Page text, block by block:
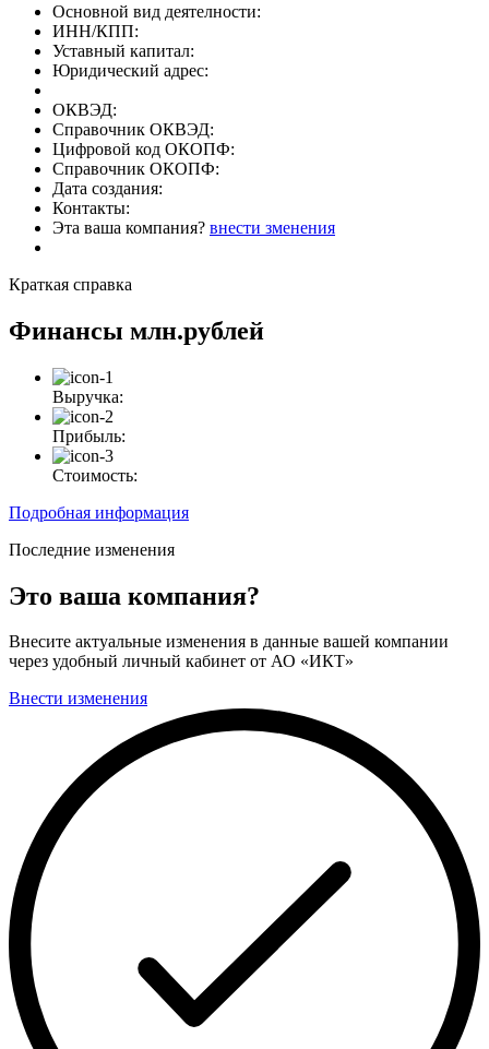
Основной вид деятелности:
ИНН/КПП:
Уставный капитал:
Юридический адрес:
ОКВЭД:
Справочник ОКВЭД:
Цифровой код ОКОПФ:
Справочник ОКОПФ:
Дата создания:
Контакты:
Эта ваша компания? внести зменения
Краткая справка
Финансы млн.рублей
Выручка:
Прибыль:
Стоимость:
Подробная информация
Последние изменения
Это ваша компания?
Внесите актуальные изменения в данные вашей компании
через удобный личный кабинет от АО «ИКТ»
Внести изменения